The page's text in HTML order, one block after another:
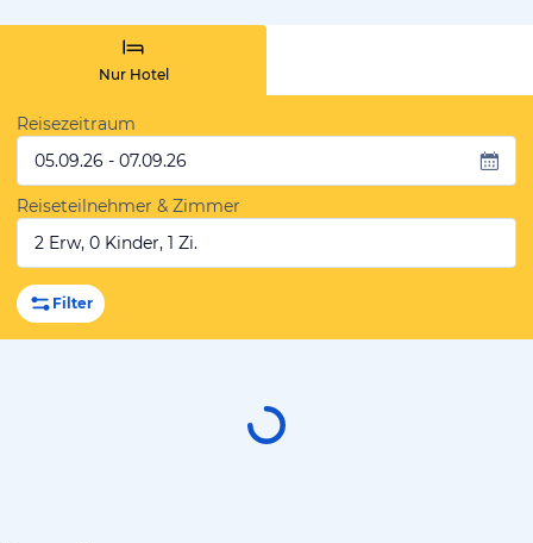
Nur Hotel
Reisezeitraum
05.09.26 - 07.09.26
Reiseteilnehmer & Zimmer
2 Erw, 0 Kinder, 1 Zi.
Filter